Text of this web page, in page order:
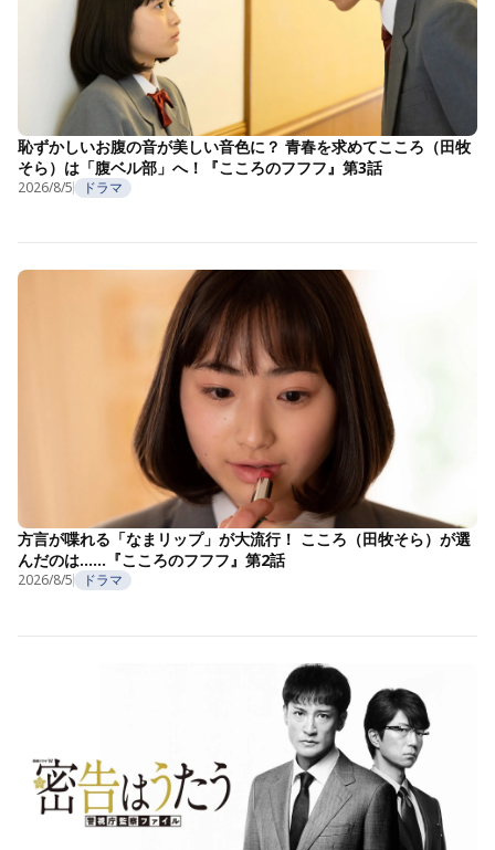
恥ずかしいお腹の音が美しい音色に？ 青春を求めてこころ（田牧
そら）は「腹ベル部」へ！『こころのフフフ』第3話
2026/8/5 ドラマ
方言が喋れる「なまリップ」が大流行！ こころ（田牧そら）が選
んだのは……『こころのフフフ』第2話
2026/8/5 ドラマ